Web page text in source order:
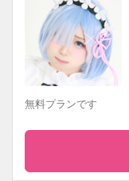
無料プランです